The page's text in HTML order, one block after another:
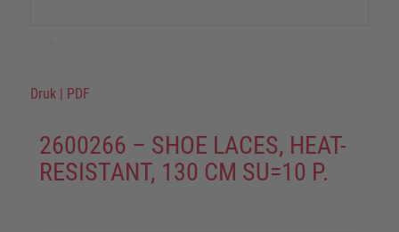
Druk PDF
2600266 – SHOE LACES, HEAT-
RESISTANT, 130 CM SU=10 P.